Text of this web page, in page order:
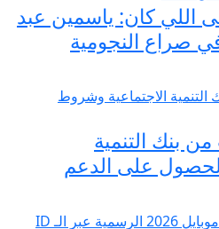
اللي كان: ياسمين عبد
صراع النجومية
بنك التنمية
على الدعم